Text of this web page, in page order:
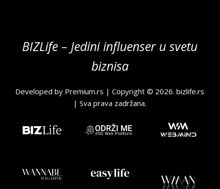
BIZLife – Jedini influenser u svetu
biznisa
Developed by Premium.rs | Copyright © 2026.bizlife.rs
| Sva prava zadržana.